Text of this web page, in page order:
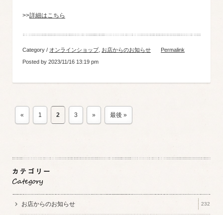
>>詳細はこちら
Category / オンラインショップ, お店からのお知らせ
Permalink
Posted by 2023/11/16 13:19 pm
« 1 2 3 » 最後 »
お店からのお知らせ 232